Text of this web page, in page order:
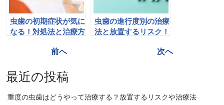
虫歯の初期症状が気に
なる！対処法と治療方
虫歯の進行度別の治療
法と放置するリスク！
ナ
ビ
前へ 次へ
最近の投稿
重度の虫歯はどうやって治療する？放置するリスクや治療法